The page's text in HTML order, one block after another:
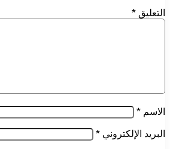
التعليق *
الاسم *
البريد الإلكتروني *